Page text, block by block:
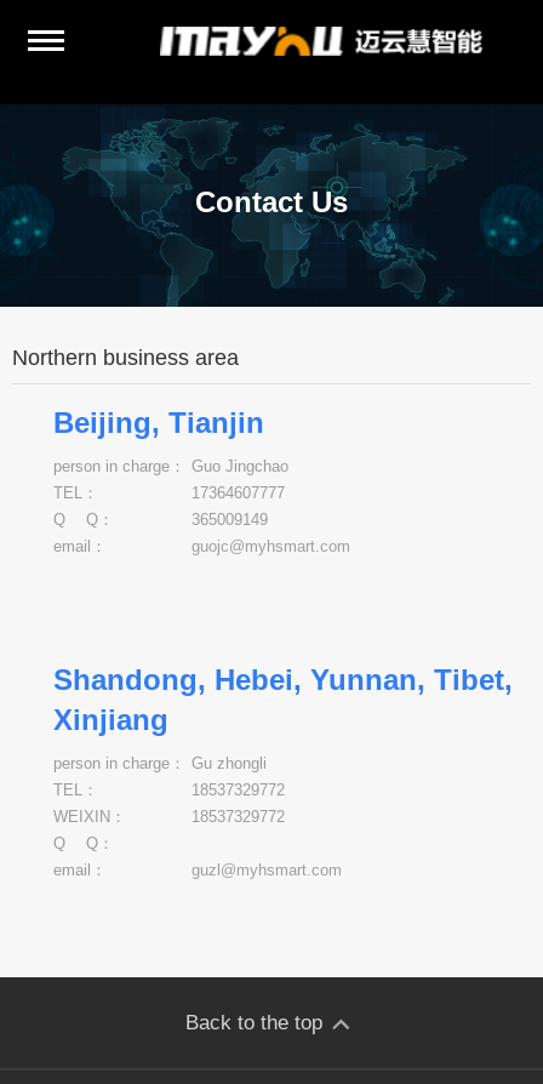
Contact Us
Northern business area
Beijing, Tianjin
person in charge：
Guo Jingchao
TEL：
17364607777
Q Q：
365009149
email：
guojc@myhsmart.com
Shandong, Hebei, Yunnan, Tibet,
Xinjiang
person in charge：
Gu zhongli
TEL：
18537329772
WEIXIN：
18537329772
Q Q：
email：
guzl@myhsmart.com
Back to the top